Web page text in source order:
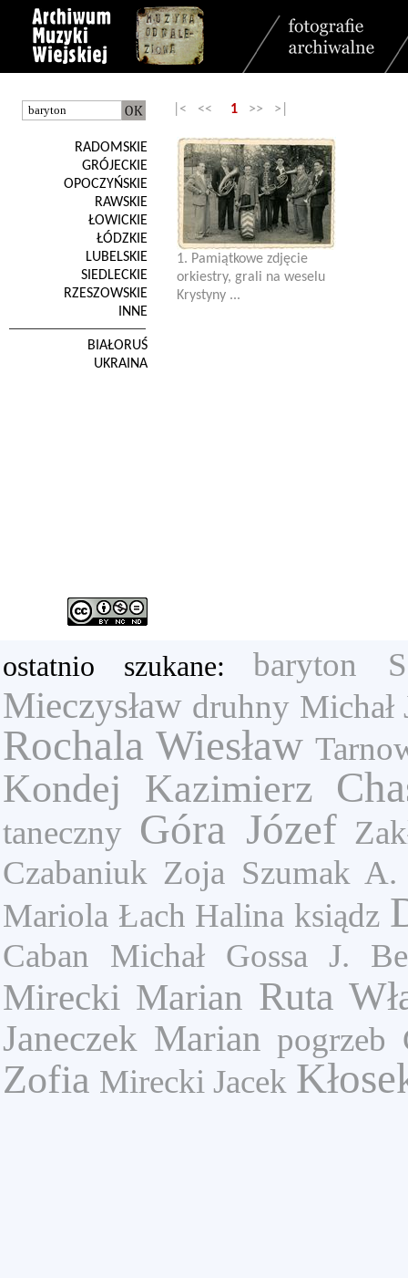
RADOMSKIE
GRÓJECKIE
OPOCZYŃSKIE
RAWSKIE
ŁOWICKIE
ŁÓDZKIE
LUBELSKIE
SIEDLECKIE
RZESZOWSKIE
INNE
BIAŁORUŚ
UKRAINA
|< << 1 >> >|
1. Pamiątkowe zdjęcie
orkiestry, grali na weselu
Krystyny ...
ostatnio szukane: baryton
Mieczysław druhny Michał
Rochala Wiesław
Kondej Kazimierz
taneczny Góra Józef
Czabaniuk Zoja Szumak A.
Mariola Łach Halina ksiądz
Caban Michał Gossa J.
Mirecki Marian Ruta
Janeczek Marian pogrzeb
Zofia Mirecki Jacek